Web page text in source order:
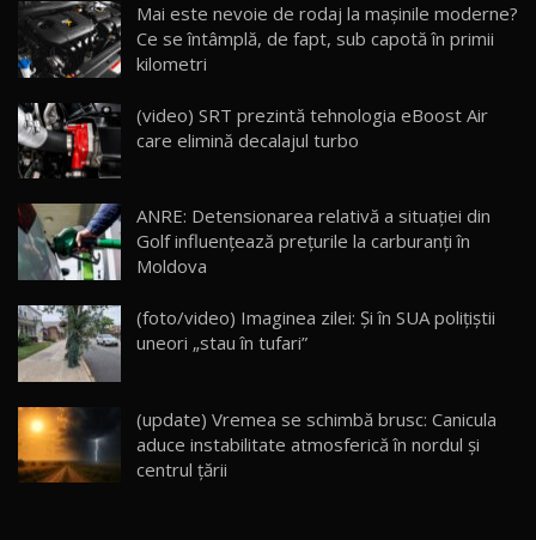
15 14:37
16
AutoBlogMD
13:10
17 20:06
30:08
AutoBlog.MD
23:36
20
Noul ZEEKR 7X / Test Drive AutoBlog.MD
29:08
Mai este nevoie de rodaj la mașinile moderne?
Ce se întâmplă, de fapt, sub capotă în primii
kilometri
(video) SRT prezintă tehnologia eBoost Air
care elimină decalajul turbo
ANRE: Detensionarea relativă a situației din
Golf influențează prețurile la carburanți în
Moldova
(foto/video) Imaginea zilei: Și în SUA polițiștii
uneori „stau în tufari”
(update) Vremea se schimbă brusc: Canicula
aduce instabilitate atmosferică în nordul și
centrul țării